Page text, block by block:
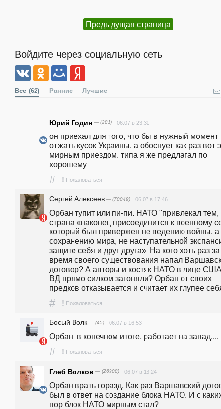
Предыдущая страница
Войдите через социальную сеть
Все (62) Ранние Лучшие
Юрий Годин — (281) 06.07 в 23:31
он приехал для того, что бы в нужный момент
отжать кусок Украины. а обоснует как раз вот
мирным приездом. типа я же предлагал по
хорошему
# ! Пожаловаться
Сергей Алексеев — (70049) 06.07 в 17:46
Орбан тупит или пи-пи. НАТО "привлекал тем,
страна «наконец присоединится к военному
который был привержен не ведению войны, а
сохранению мира, не наступательной
защите себя и друг друга». На кого хоть раз за
время своего существования напал
договор? А авторы и костяк НАТО в лице
ВД прямо силком загоняли? Орбан от своих
предков отказывается и считает их глупее
# ! Пожаловаться
Босый Волк — (45) 06.07 в 16:53
Орбан, в конечном итоге, работает на запад....
# ! Пожаловаться
Глеб Волков — (26908) 06.07 в 13:24
Орбан врать горазд. Как раз Варшавский
был в ответ на создание блока НАТО. И с
пор блок НАТО мирным стал?